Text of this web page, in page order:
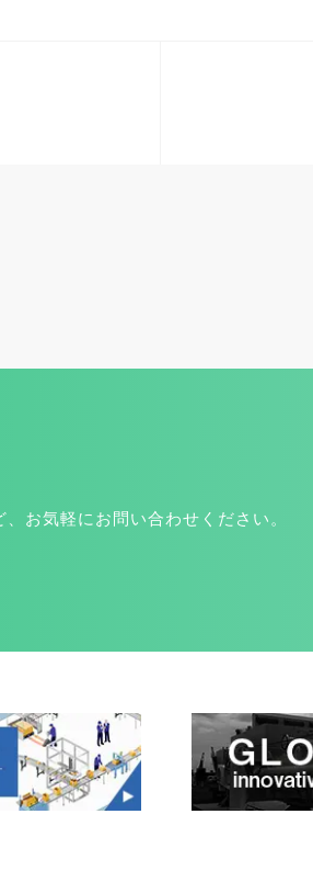
お気軽にお問い合わせください。